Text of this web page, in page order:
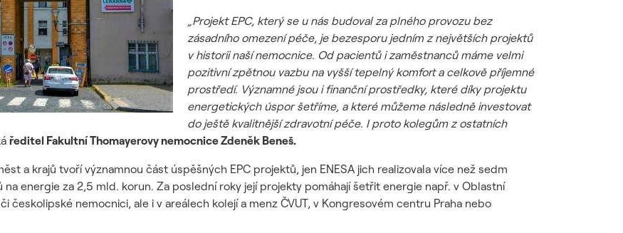
„Projekt EPC, který se u nás budoval za plného provozu bez
zásadního omezení péče, je bezesporu jedním z největších projektů
v historii naší nemocnice. Od pacientů i zaměstnanců máme velmi
pozitivní zpětnou vazbu na vyšší tepelný komfort a celkově příjemné
prostředí. Významné jsou i finanční prostředky, které díky projektu
energetických úspor šetříme, a které můžeme následně investovat
do ještě kvalitnější zdravotní péče. I proto kolegům z ostatních
ředitel Fakultní Thomayerovy nemocnice Zdeněk Beneš.
a krajů tvoří významnou část úspěšných EPC projektů, jen ENESA jich realizovala více než sedm
energie za 2,5 mld. korun. Za poslední roky její projekty pomáhají šetřit energie např. v Oblastní
českolipské nemocnici, ale i v areálech kolejí a menz ČVUT, v Kongresovém centru Praha nebo